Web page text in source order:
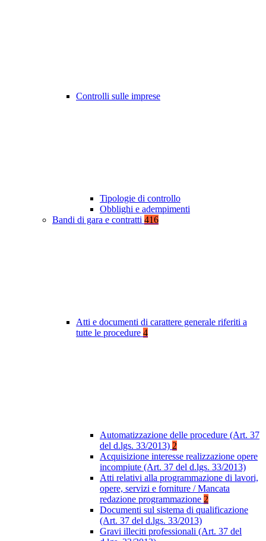
Controlli sulle imprese
Tipologie di controllo
Obblighi e adempimenti
Bandi di gara e contratti 416
Atti e documenti di carattere generale riferiti a
tutte le procedure 4
Automatizzazione delle procedure (Art. 37
del d.lgs. 33/2013) 2
Acquisizione interesse realizzazione opere
incompiute (Art. 37 del d.lgs. 33/2013)
Atti relativi alla programmazione di lavori,
opere, servizi e forniture / Mancata
redazione programmazione 2
Documenti sul sistema di qualificazione
(Art. 37 del d.lgs. 33/2013)
Gravi illeciti professionali (Art. 37 del